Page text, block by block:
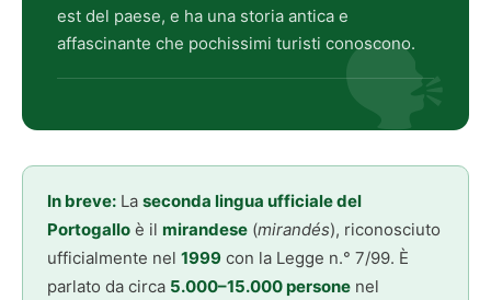
est del paese, e ha una storia antica e
affascinante che pochissimi turisti conoscono.
In breve: Laseconda lingua ufficiale del
Portogallo è ilmirandese (mirandés), riconosciuto
ufficialmente nel1999 con la Legge n.° 7/99. È
parlato da circa 5.000–15.000 persone nel